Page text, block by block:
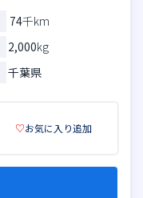
74千km
2,000kg
千葉県
♡お気に入り追加